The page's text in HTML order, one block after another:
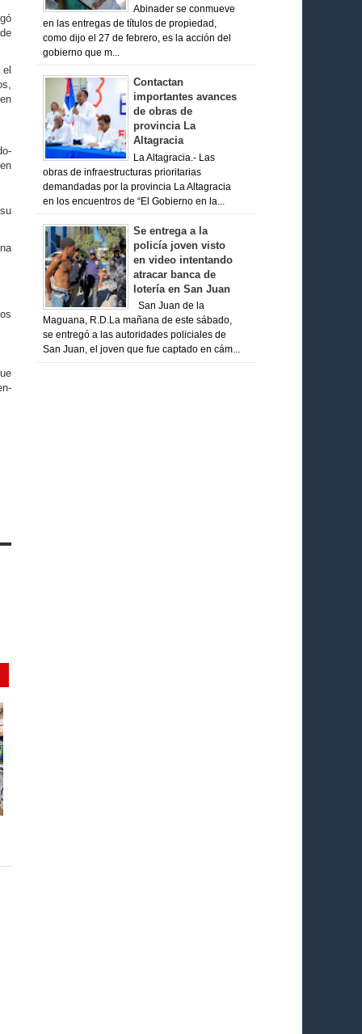
Abinader se conmueve
en las entregas de títulos de propiedad,
como dijo el 27 de febrero, es la acción del
gobierno que m...
Contactan
importantes avances
de obras de
provincia La
Altagracia
La Altagracia.- Las
obras de infraestructuras prioritarias
demandadas por la provincia La Altagracia
en los encuentros de “El Gobierno en la...
Se entrega a la
policía joven visto
en video intentando
atracar banca de
lotería en San Juan
San Juan de la
Maguana, R.D.La mañana de este sábado,
se entregó a las autoridades policiales de
San Juan, el joven que fue captado en cám...